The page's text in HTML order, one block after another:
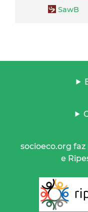
SawB
socioeco.org
e